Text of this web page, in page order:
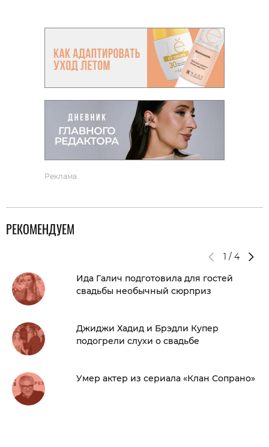
Реклама
РЕКОМЕНДУЕМ
1 / 4
Ида Галич подготовила для гостей
свадьбы необычный сюрприз
Джиджи Хадид и Брэдли Купер
подогрели слухи о свадьбе
Умер актер из сериала «Клан Сопрано»